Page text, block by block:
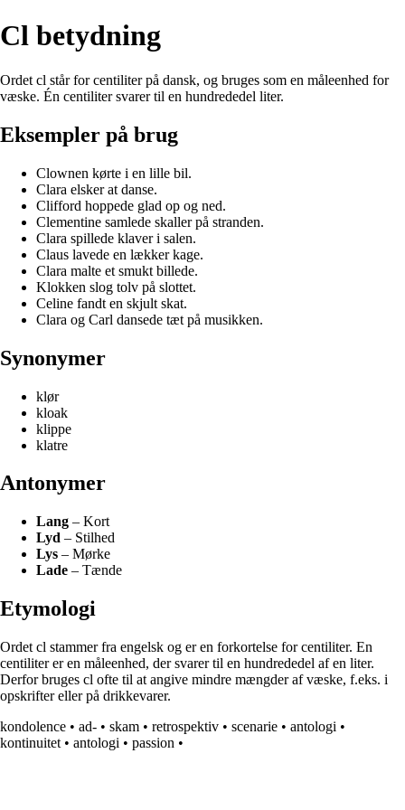
Cl betydning
Ordet cl står for centiliter på dansk, og bruges som en måleenhed for
væske. Én centiliter svarer til en hundrededel liter.
Eksempler på brug
Clownen kørte i en lille bil.
Clara elsker at danse.
Clifford hoppede glad op og ned.
Clementine samlede skaller på stranden.
Clara spillede klaver i salen.
Claus lavede en lækker kage.
Clara malte et smukt billede.
Klokken slog tolv på slottet.
Celine fandt en skjult skat.
Clara og Carl dansede tæt på musikken.
Synonymer
klør
kloak
klippe
klatre
Antonymer
Lang – Kort
Lyd – Stilhed
Lys – Mørke
Lade – Tænde
Etymologi
Ordet cl stammer fra engelsk og er en forkortelse for centiliter. En
centiliter er en måleenhed, der svarer til en hundrededel af en liter.
Derfor bruges cl ofte til at angive mindre mængder af væske, f.eks. i
opskrifter eller på drikkevarer.
kondolence • ad- • skam • retrospektiv • scenarie • antologi •
kontinuitet • antologi • passion •